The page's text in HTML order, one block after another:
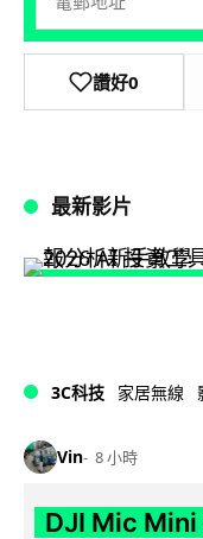
讚好0
最新影片
3C科技 家居無線
Vin 8 小時
DJI Mic Mini